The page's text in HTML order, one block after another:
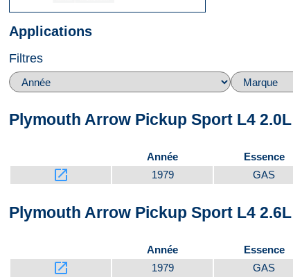
Applications
Filtres
Plymouth Arrow Pickup Sport L4 2.0L
Année Essence
launch 1979 GAS
Plymouth Arrow Pickup Sport L4 2.6L
Année Essence
launch 1979 GAS